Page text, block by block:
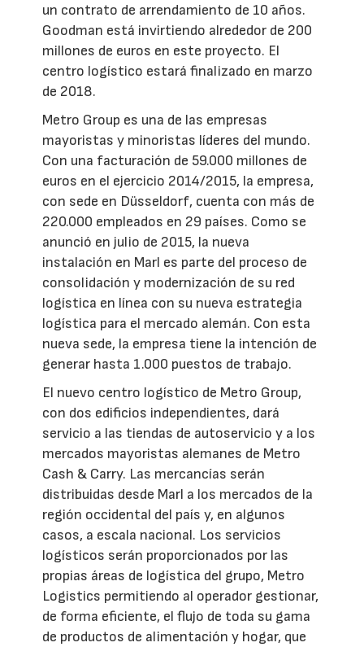
un contrato de arrendamiento de 10 años.
Goodman está invirtiendo alrededor de 200
millones de euros en este proyecto. El
centro logístico estará finalizado en marzo
de 2018.
Metro Group es una de las empresas
mayoristas y minoristas líderes del mundo.
Con una facturación de 59.000 millones de
euros en el ejercicio 2014/2015, la empresa,
con sede en Düsseldorf, cuenta con más de
220.000 empleados en 29 países. Como se
anunció en julio de 2015, la nueva
instalación en Marl es parte del proceso de
consolidación y modernización de su red
logística en línea con su nueva estrategia
logística para el mercado alemán. Con esta
nueva sede, la empresa tiene la intención de
generar hasta 1.000 puestos de trabajo.
El nuevo centro logístico de Metro Group,
con dos edificios independientes, dará
servicio a las tiendas de autoservicio y a los
mercados mayoristas alemanes de Metro
Cash & Carry. Las mercancías serán
distribuidas desde Marl a los mercados de la
región occidental del país y, en algunos
casos, a escala nacional. Los servicios
logísticos serán proporcionados por las
propias áreas de logística del grupo, Metro
Logistics permitiendo al operador gestionar,
de forma eficiente, el flujo de toda su gama
de productos de alimentación y hogar, que